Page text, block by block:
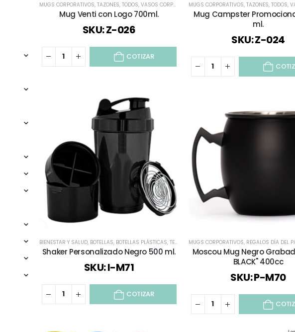
MUGS CORPORATIVOS, TAZONES, TODOS, VASOS CORPORATIVOS ,VIAJES Y VACACIONES
Mug Venti con Logo 700ml.
SKU: Z-026
COTIZAR
MUGS CORPORATIVOS, TAZONES, TODOS,
Mug Campster
ml.
SKU: Z-024
BIENESTAR Y SALUD, BOTELLAS, BOTELLAS PLÁSTICAS, TECNOLOGÍA / CELULAR / COMPUTACIÓN / AUDIO ,
Shaker Personalizado Negro 500 ml.
SKU: I-M71
COTIZAR
MUGS CORPORATIVOS, REGALOS DÍA DEL
Moscou Mug Negro
BLACK" 400cc
SKU: P-M70